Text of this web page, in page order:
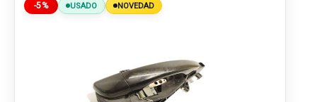
-5% USADO NOVEDAD